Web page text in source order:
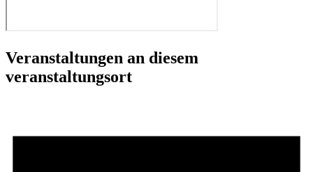
Veranstaltungen an diesem
veranstaltungsort